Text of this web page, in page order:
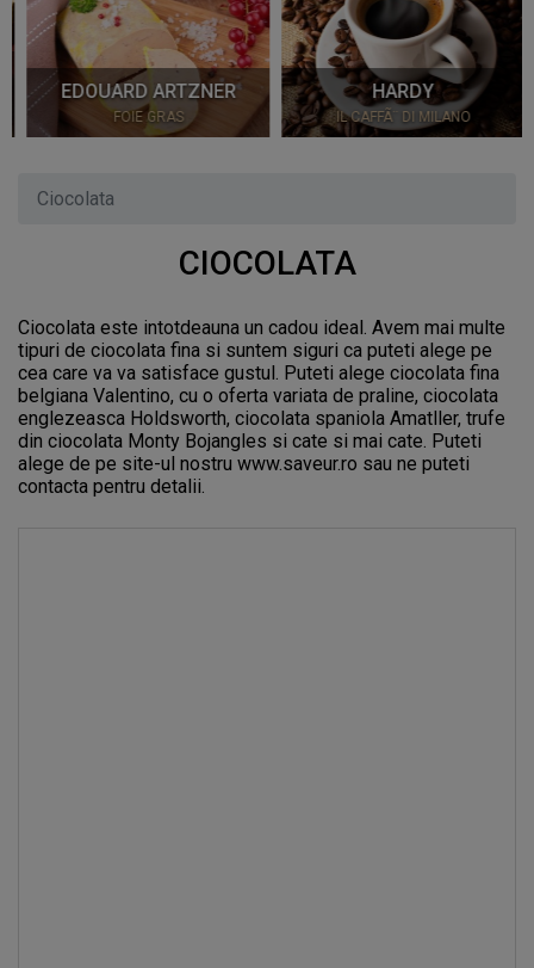
EDOUARD ARTZNER
FOIE GRAS
HARDY
IL CAFFÃ¨ DI MILANO
Ciocolata
CIOCOLATA
Ciocolata este intotdeauna un cadou ideal. Avem mai multe
tipuri de ciocolata fina si suntem siguri ca puteti alege pe
cea care va va satisface gustul. Puteti alege ciocolata fina
belgiana Valentino, cu o oferta variata de praline, ciocolata
englezeasca Holdsworth, ciocolata spaniola Amatller, trufe
din ciocolata Monty Bojangles si cate si mai cate. Puteti
alege de pe site-ul nostru www.saveur.ro sau ne puteti
contacta pentru detalii.